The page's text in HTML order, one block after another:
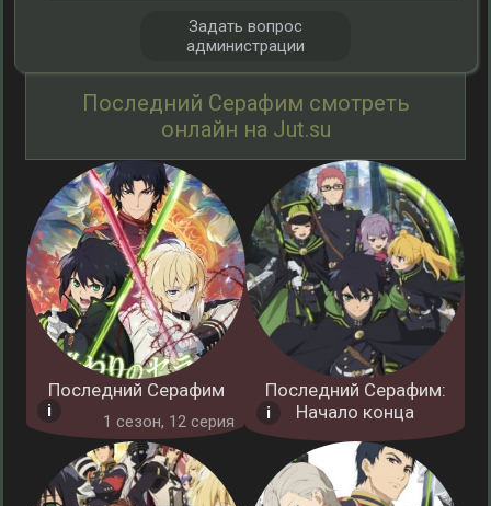
Последний Серафим смотреть
онлайн на Jut.su
Последний Серафим
1 cезон, 12 серия
Последний Серафим:
Начало конца
Задать вопрос
администрации